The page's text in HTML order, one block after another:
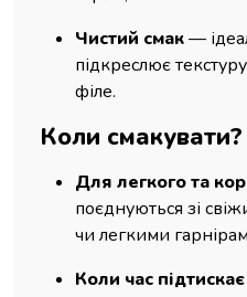
Чистий смак—
підкреслює
філе.
Коли смакувати?
Для легкого та
поєднуються зі
чи легкими
Коли час підтискає